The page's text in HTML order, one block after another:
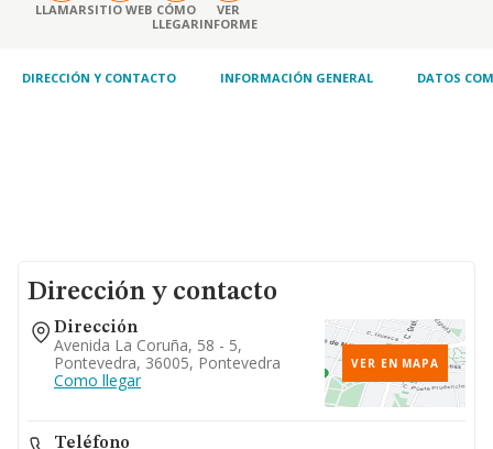
LLAMARSITIO WEB CÓMO
LLEGAR
VER
INFORME
DIRECCIÓN Y CONTACTO INFORMACIÓN GENERAL DATOS
Dirección y contacto
Dirección
Avenida La Coruña, 58 - 5,
Pontevedra, 36005, Pontevedra
Como llegar
VER EN MAPA
Teléfono